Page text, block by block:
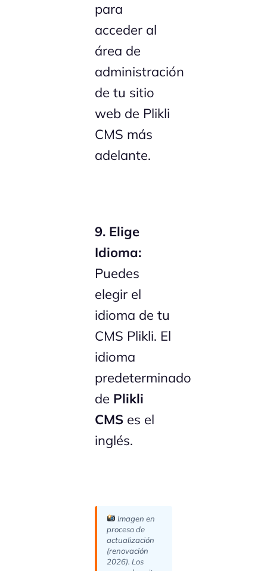
para
acceder al
área de
administración
de tu sitio
web de Plikli
CMS más
adelante.
9. Elige
Idioma:
Puedes
elegir el
idioma de tu
CMS Plikli. El
idioma
predeterminado
de Plikli
CMS es el
inglés.
Imagen en
proceso de
actualización
(renovación
2026). Los